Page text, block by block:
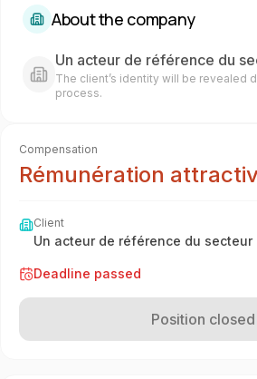
About the company
Un acteur de référence du
The client’s identity will be revealed
process.
Compensation
Rémunération
Client
Un acteur de référence du secteur
Deadline passed
Position closed